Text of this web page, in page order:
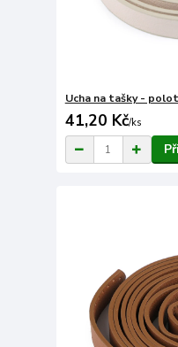
Ucha na tašky -
41,20 Kč/ks